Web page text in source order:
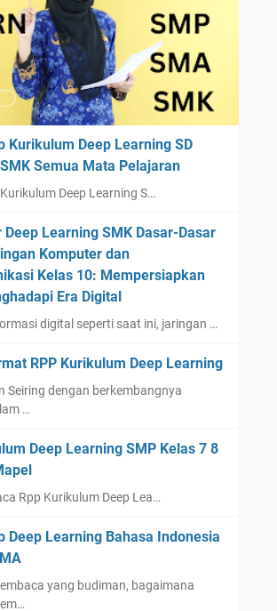
Kurikulum Deep Learning SD
Semua Mata Pelajaran
Deep Learning S…
Learning SMK Dasar-Dasar
Komputer dan
Kelas 10: Mempersiapkan
Era Digital
digital seperti saat ini, jaringan …
RPP Kurikulum Deep Learning
Seiring dengan berkembangnya
…
Deep Learning SMP Kelas 7 8
Rpp Kurikulum Deep Lea…
Deep Learning Bahasa Indonesia
yang budiman, bagaimana